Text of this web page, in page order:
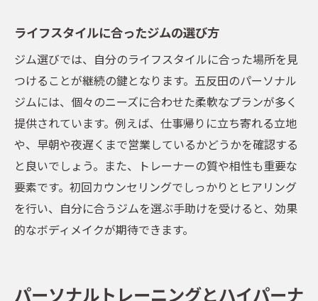
ンス
ジムでのストレッチ指導の重要性
五反田で最適なパーソナルジムを見つけるため
のチェックリスト
ジム選びの決定的なポイントとその理由
設備とサービスの充実度を確認する
トレーナーの資格と経験のチェック方法
無料体験を利用したジムの比較方法
ジムの営業時間と通いやすさを確認する
契約前に確認すべき重要な事項
ライフスタイルに合ったジムの選び方
ジム選びでは、自分のライフスタイルに合った場所を見
つけることが継続の鍵となります。五反田のパーソナル
ジムには、個々のニーズに合わせた柔軟なプランが多く
提供されています。例えば、仕事帰りに立ち寄れる立地
や、早朝や夜遅くまで営業しているかどうかを確認する
と良いでしょう。また、トレーナーの質や相性も重要な
要素です。初回カウンセリングでしっかりとヒアリング
を行い、自分に合うジムを選ぶ手助けを受けると、効果
的なボディメイクが期待できます。
パーソナルトレーニングとハイパーナ